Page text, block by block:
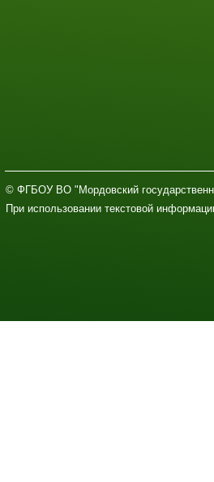
© ФГБОУ ВО "Мордовский
При использовании текстовой